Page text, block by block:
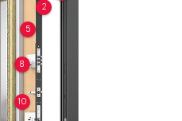
2
5
8
10